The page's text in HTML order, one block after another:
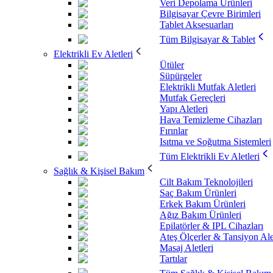
Veri Depolama Ürünleri
Bilgisayar Çevre Birimleri
Tablet Aksesuarları
Tüm Bilgisayar & Tablet
Elektrikli Ev Aletleri
Ütüler
Süpürgeler
Elektrikli Mutfak Aletleri
Mutfak Gereçleri
Yapı Aletleri
Hava Temizleme Cihazları
Fırınlar
Isıtma ve Soğutma Sistemleri
Tüm Elektrikli Ev Aletleri
Sağlık & Kişisel Bakım
Cilt Bakım Teknolojileri
Saç Bakım Ürünleri
Erkek Bakım Ürünleri
Ağız Bakım Ürünleri
Epilatörler & IPL Cihazları
Ateş Ölçerler & Tansiyon
Masaj Aletleri
Tartılar